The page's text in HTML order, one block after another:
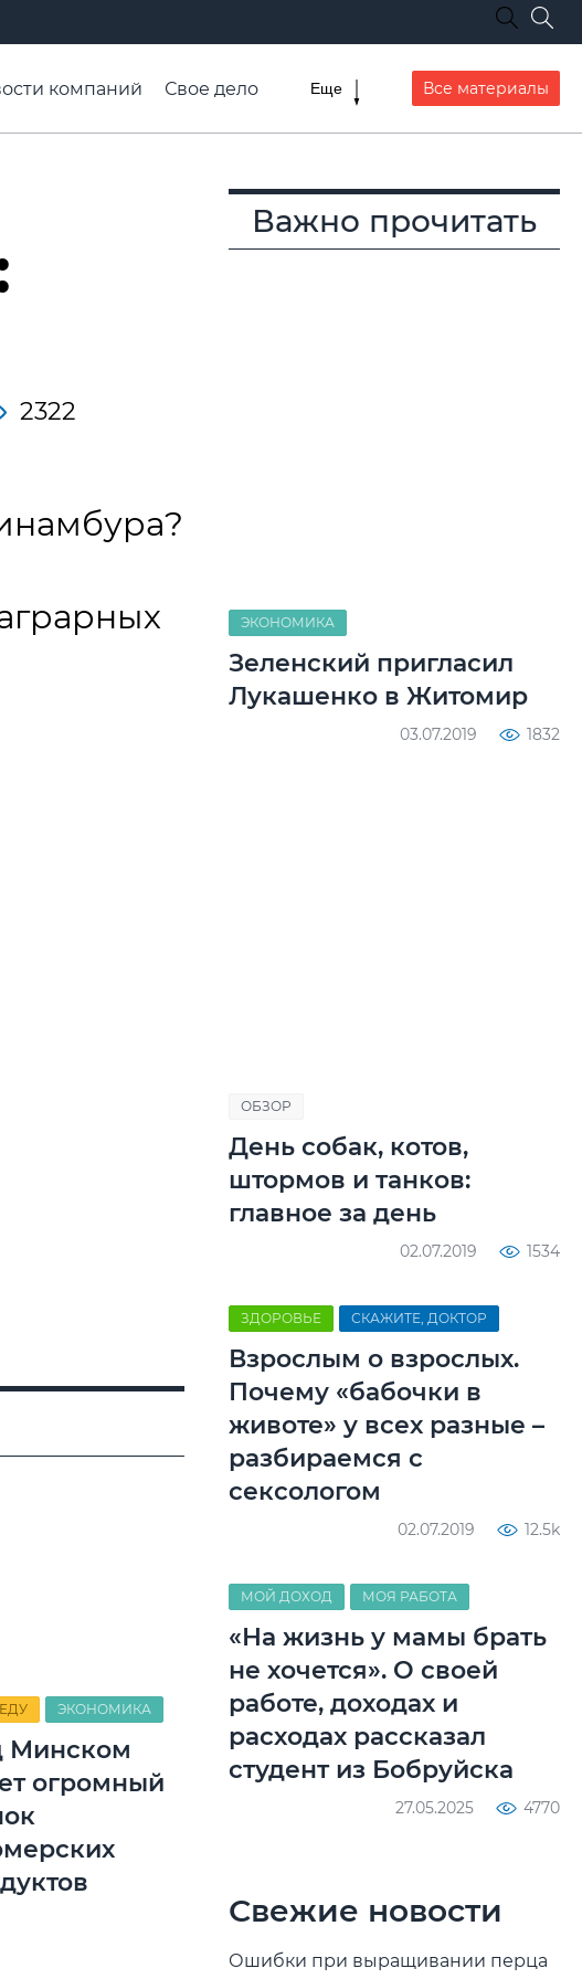
компаний
Свое дело
Еще Все материалы
2322
ЭКОНОМИКА
Минском
огромный
Важно прочитать
ЭКОНОМИКА
Зеленский пригласил
Лукашенко в Житомир
03.07.2019 1832
ОБЗОР
День собак, котов,
штормов и танков:
главное за день
02.07.2019 1534
ЗДОРОВЬЕ СКАЖИТЕ, ДОКТОР
Взрослым о взрослых.
Почему «бабочки в
животе» у всех разные –
разбираемся с
сексологом
02.07.2019 12.5k
МОЙ ДОХОД МОЯ РАБОТА
«На жизнь у мамы брать
не хочется». О своей
работе, доходах и
расходах рассказал
студент из Бобруйска
27.05.2025 4770
Свежие новости
Ошибки при выращивании перца